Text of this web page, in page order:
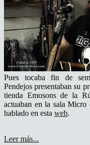
Pues tocaba fin de
Pendejos presentaban su
tienda Emosons de la
actuaban en la sala
hablado en esta web.
Leer más...